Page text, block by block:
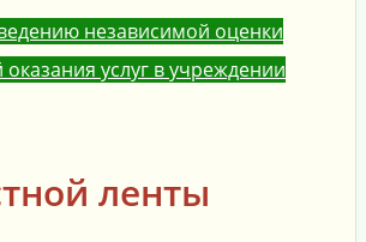
независимой оценки
оказания услуг в учреждении
ленты